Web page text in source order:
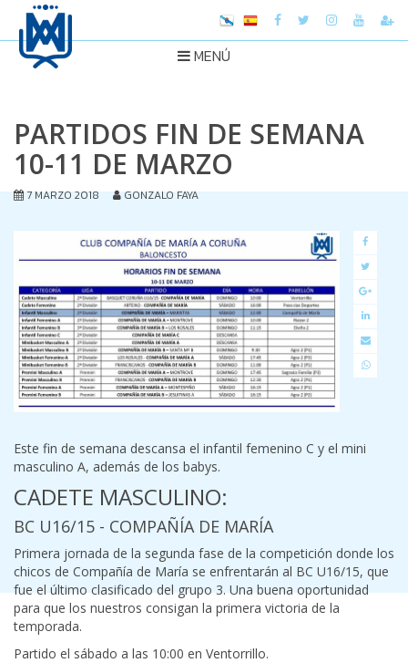
MENÚ
PARTIDOS FIN DE SEMANA
10-11 DE MARZO
7 MARZO 2018 GONZALO FAYA
Este fin de semana descansa el infantil femenino C y el mini
masculino A, además de los babys.
CADETE MASCULINO:
BC U16/15 - COMPAÑÍA DE MARÍA
Primera jornada de la segunda fase de la competición donde los
chicos de Compañía de María se enfrentarán al BC U16/15, que
fue el último clasificado del grupo 3. Una buena oportunidad
para que los nuestros consigan la primera victoria de la
temporada.
Partido el sábado a las 10:00 en Ventorrillo.